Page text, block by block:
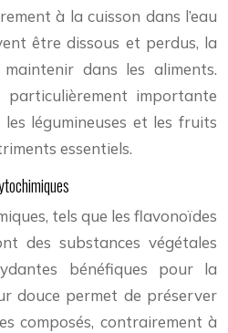
à la cuisson dans l’eau
être dissous et perdus, la
dans les aliments.
importante
légumineuses et les fruits
essentiels.
tels que les flavonoïdes
des substances végétales
bénéfiques pour la
douce permet de préserver
composés, contrairement à